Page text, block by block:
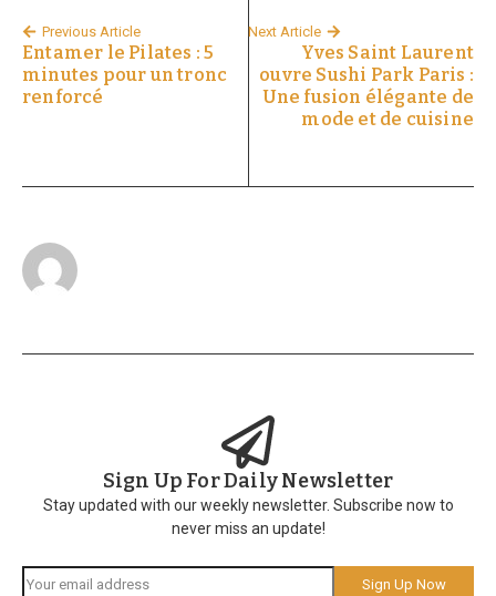
Previous Article
Entamer le Pilates : 5
minutes pour un tronc
renforcé
Next Article
Yves Saint Laurent
ouvre Sushi Park Paris :
Une fusion élégante de
mode et de cuisine
Sign Up For Daily Newsletter
Stay updated with our weekly newsletter. Subscribe now to
never miss an update!